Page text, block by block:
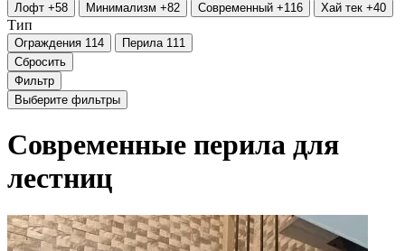
Лофт +58 Минимализм +82 Современный +116 Хай тек +40
Тип
Ограждения 114 Перила 111
Сбросить
Фильтр
Выберите фильтры
Современные перила для
лестниц